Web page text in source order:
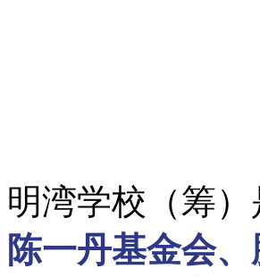
明湾学校（筹
陈一丹基金会